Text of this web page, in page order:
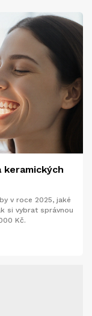
keramických
v roce 2025, jaké
si vybrat správnou
Kč.